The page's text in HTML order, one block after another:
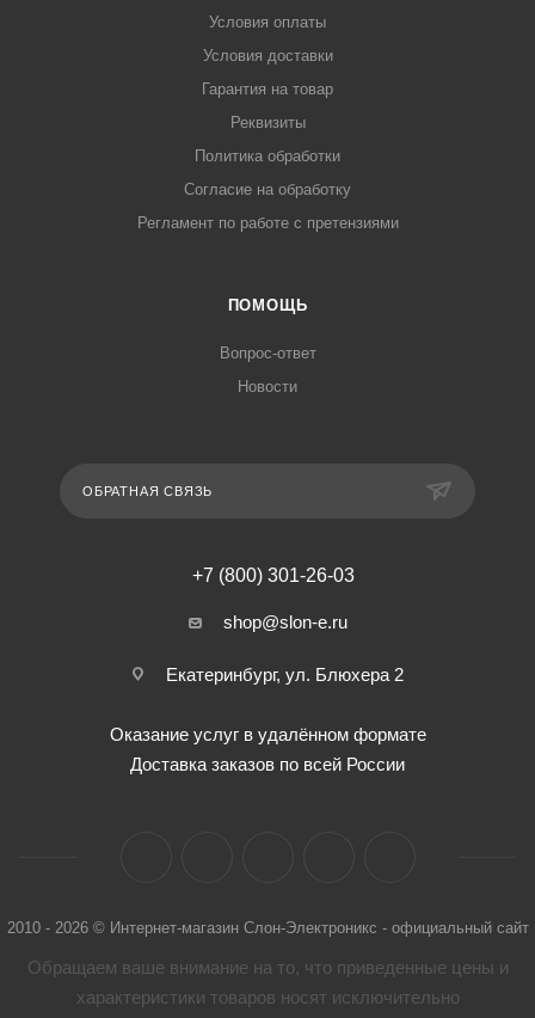
Условия оплаты
Условия доставки
Гарантия на товар
Реквизиты
Политика обработки
Согласие на обработку
Регламент по работе с претензиями
ПОМОЩЬ
Вопрос-ответ
Новости
ОБРАТНАЯ СВЯЗЬ
+7 (800) 301-26-03
shop@slon-e.ru
Екатеринбург, ул. Блюхера 2
Оказание услуг в удалённом формате
Доставка заказов по всей России
2010 - 2026 © Интернет-магазин Слон-Электроникс - официальный сайт
Обращаем ваше внимание на то, что приведенные цены и
характеристики товaров носят исключительно